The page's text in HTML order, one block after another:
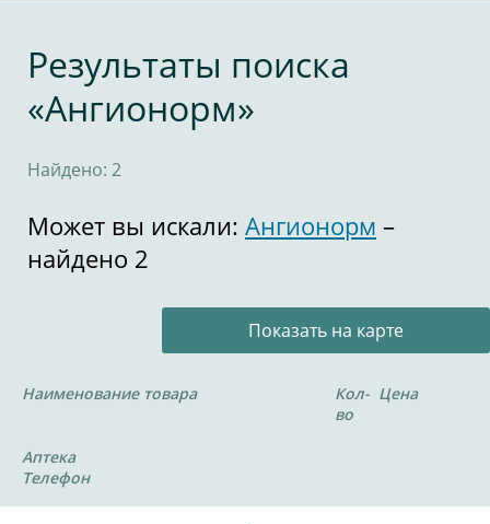
Результаты поиска
«Ангионорм»
Найдено: 2
Может вы искали: Ангионорм –
найдено 2
Показать на карте
Наименование товара
Кол-
во
Цена
Аптека
Телефон